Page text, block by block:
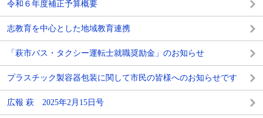
令和６年度補正予算概要
志教育を中心とした地域教育連携
「萩市バス・タクシー運転士就職奨励金」のお知らせ
プラスチック製容器包装に関して市民の皆様へのお知らせです
広報 萩 2025年2月15日号